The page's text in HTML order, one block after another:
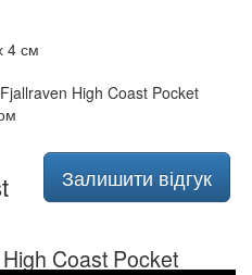
4 см
High Coast Pocket
Залишити відгук
Coast Pocket